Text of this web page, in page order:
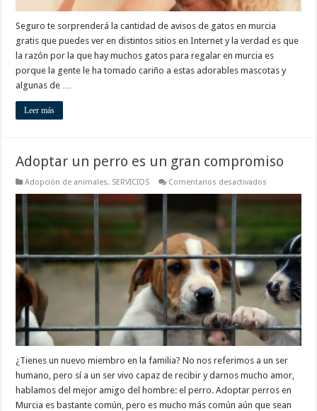
Seguro te sorprenderá la cantidad de avisos de gatos en murcia
gratis que puedes ver en distintos sitios en Internet y la verdad es que
la razón por la que hay muchos gatos para regalar en murcia es
porque la gente le ha tomado cariño a estas adorables mascotas y
algunas de …
Leer más
Adoptar un perro es un gran compromiso
Adopción de animales, SERVICIOS Comentarios desactivados
un
un
compromiso
¿Tienes un nuevo miembro en la familia? No nos referimos a un ser
humano, pero sí a un ser vivo capaz de recibir y darnos mucho amor,
hablamos del mejor amigo del hombre: el perro. Adoptar perros en
Murcia es bastante común, pero es mucho más común aún que sean